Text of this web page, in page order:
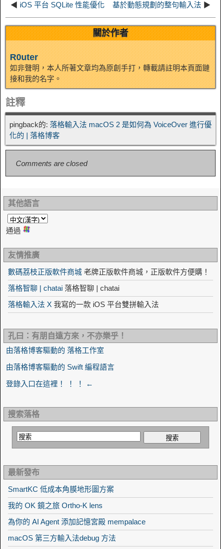
n
◀ iOS 平台 SQLite 性能優化 基於動態規劃的整句輸入法 ▶
關於作者
R0uter
如非聲明，本人所著文章均為原創手打，轉載請註明本頁面鏈
接和我的名字。
註釋
pingback的: 落格輸入法 macOS 2 是如何為 VoiceOver 進行優
化的 | 落格博客
Comments are closed
其他語言
通過
友情推廣
數碼荔枝正版軟件商城 老牌正版軟件商城，正版軟件方便購！
落格智聊 | chatai 落格智聊 | chatai
落格輸入法 X 我寫的一款 iOS 平台雙拼輸入法
孔曰：有朋自遠方來，不亦樂乎！
由落格博客驅動的 落格工作室
由落格博客驅動的 Swift 編程語言
登錄入口在這裡！ ！ ！ ←
搜索落格
最新發布
SmartKC 低成本角膜地形圖方案
我的 OK 鏡之旅 Ortho-K lens
為你的 AI Agent 添加記憶宮殿 mempalace
macOS 第三方輸入法debug 方法